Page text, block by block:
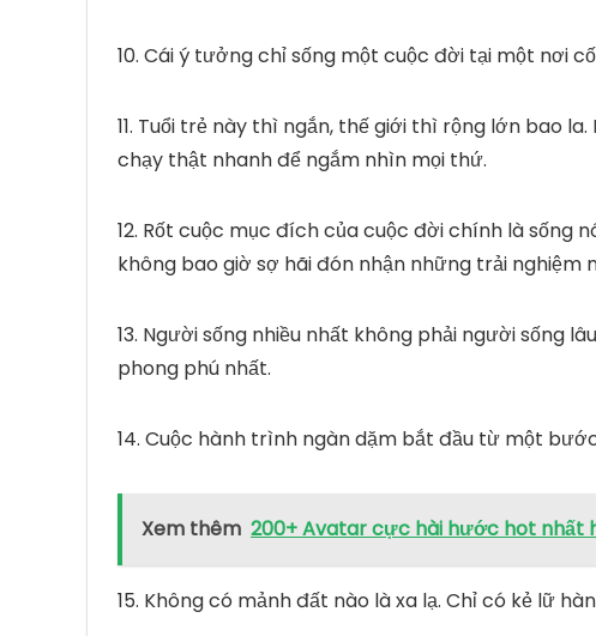
10. Cái ý tưởng chỉ sống một cuộc đời tại một nơi
11. Tuổi trẻ này thì ngắn, thế giới thì rộng lớn bao
chạy thật nhanh để ngắm nhìn mọi thứ.
12. Rốt cuộc mục đích của cuộc đời chính là sống
không bao giờ sợ hãi đón nhận những trải nghiệm
13. Người sống nhiều nhất không phải người sống
phong phú nhất.
14. Cuộc hành trình ngàn dặm bắt đầu từ một
Xem thêm 200+ Avatar cực hài hước hot nhất
15. Không có mảnh đất nào là xa lạ. Chỉ có kẻ lữ